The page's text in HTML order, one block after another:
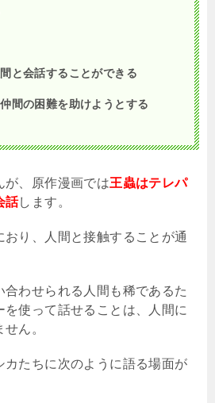
と会話することができる
間の困難を助けようとする
が、原作漫画では王蟲はテレパ
話します。
おり、人間と接触することが通
合わせられる人間も稀であるた
使って話せることは、人間に
ん。
カたちに次のように語る場面が